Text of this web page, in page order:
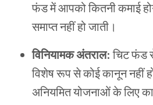
फंड में आपको कितनी कमाई
समाप्त नहीं हो जाती।
विनियामक अंतराल:चिट फंड
विशेष रूप से कोई कानून नहीं
अनियमित योजनाओं के लिए